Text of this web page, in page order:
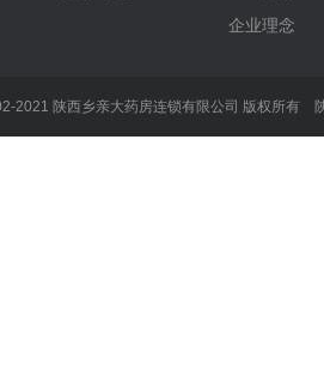
企业理念
2021 陕西乡亲大药房连锁有限公司 版权所有